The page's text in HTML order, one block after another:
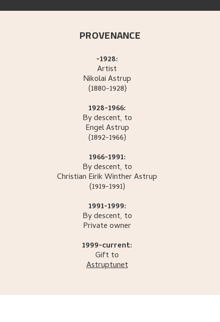
PROVENANCE
-1928:
Artist
NikolaiAstrup
(1880-1928)
1928-1966:
By descent, to
EngelAstrup
(1892-1966)
1966-1991:
By descent, to
Christian Eirik WintherAstrup
(1919-1991)
1991-1999:
By descent, to
Private owner
1999-current:
Gift to
Astruptunet